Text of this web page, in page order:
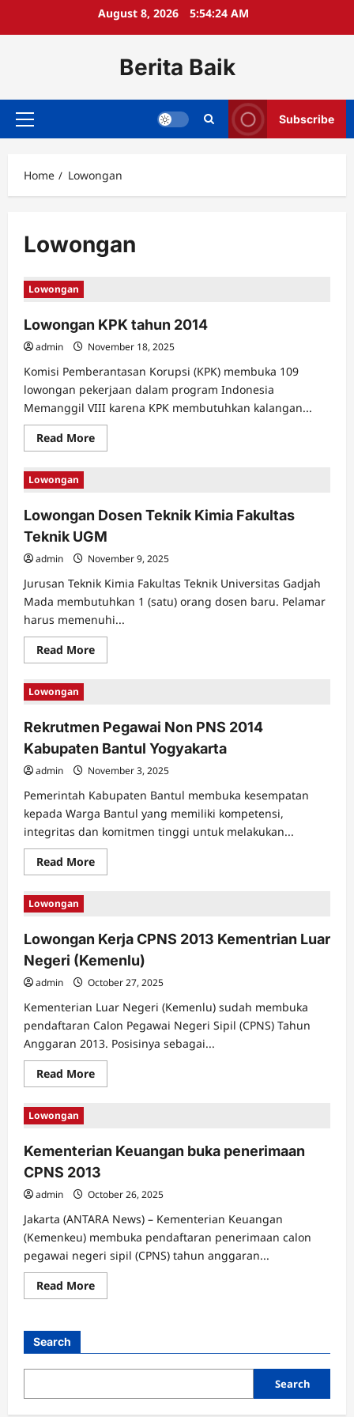
August 8, 2026 5:54:24 AM
Berita Baik
Primary
Subscribe
Home Lowongan
Lowongan
Lowongan
Lowongan KPK tahun 2014
admin November 18, 2025
Komisi Pemberantasan Korupsi (KPK) membuka 109
lowongan pekerjaan dalam program Indonesia
Memanggil VIII karena KPK membutuhkan kalangan...
Read MoreRead
more
Lowongan
Lowongan Dosen Teknik Kimia Fakultas
Teknik UGM
admin November 9, 2025
Jurusan Teknik Kimia Fakultas Teknik Universitas Gadjah
Mada membutuhkan 1 (satu) orang dosen baru. Pelamar
harus memenuhi...
Read MoreRead
more
Fakultas
Teknik
UGM
Lowongan
Rekrutmen Pegawai Non PNS 2014
Kabupaten Bantul Yogyakarta
admin November 3, 2025
Pemerintah Kabupaten Bantul membuka kesempatan
kepada Warga Bantul yang memiliki kompetensi,
integritas dan komitmen tinggi untuk melakukan...
Read MoreRead
more
2014
Kabupaten
Bantul
Yogyakarta
Lowongan
Lowongan Kerja CPNS 2013 Kementrian Luar
Negeri (Kemenlu)
admin October 27, 2025
Kementerian Luar Negeri (Kemenlu) sudah membuka
pendaftaran Calon Pegawai Negeri Sipil (CPNS) Tahun
Anggaran 2013. Posisinya sebagai...
Read MoreRead
more
Kementrian
Luar
Negeri
(Kemenlu)
Lowongan
Kementerian Keuangan buka penerimaan
CPNS 2013
admin October 26, 2025
Jakarta (ANTARA News) – Kementerian Keuangan
(Kemenkeu) membuka pendaftaran penerimaan calon
pegawai negeri sipil (CPNS) tahun anggaran...
Read MoreRead
more
penerimaan
2013
Search
Search